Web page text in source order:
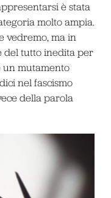
è stata
molto ampia.
vedremo, ma in
del tutto inedita per
un mutamento
nel fascismo
della parola